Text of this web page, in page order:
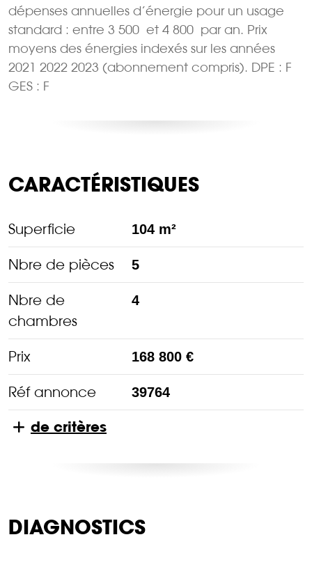
dépenses annuelles d’énergie pour un usage
standard : entre 3 500  et 4 800  par an. Prix
moyens des énergies indexés sur les années
2021 2022 2023 (abonnement compris). DPE : F
GES : F
CARACTÉRISTIQUES
Superficie 104 m²
Nbre de pièces 5
Nbre de
chambres
4
Prix 168 800 €
Réf annonce 39764
de critères
DIAGNOSTICS